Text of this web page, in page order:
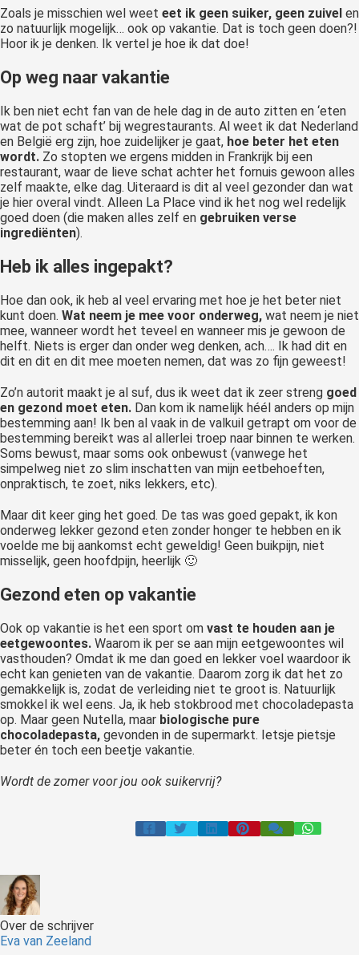
Zoals je misschien wel weet eet ik geen suiker, geen zuivel en
zo natuurlijk mogelijk… ook op vakantie. Dat is toch geen doen?!
Hoor ik je denken. Ik vertel je hoe ik dat doe!
Op weg naar vakantie
Ik ben niet echt fan van de hele dag in de auto zitten en ‘eten
wat de pot schaft’ bij wegrestaurants. Al weet ik dat Nederland
en België erg zijn, hoe zuidelijker je gaat, hoe beter het eten
wordt. Zo stopten we ergens midden in Frankrijk bij een
restaurant, waar de lieve schat achter het fornuis gewoon alles
zelf maakte, elke dag. Uiteraard is dit al veel gezonder dan wat
je hier overal vindt. Alleen La Place vind ik het nog wel redelijk
goed doen (die maken alles zelf en gebruiken verse
ingrediënten).
Heb ik alles ingepakt?
Hoe dan ook, ik heb al veel ervaring met hoe je het beter niet
kunt doen. Wat neem je mee voor onderweg, wat neem je niet
mee, wanneer wordt het teveel en wanneer mis je gewoon de
helft. Niets is erger dan onder weg denken, ach…. Ik had dit en
dit en dit en dit mee moeten nemen, dat was zo fijn geweest!
Zo’n autorit maakt je al suf, dus ik weet dat ik zeer streng goed
en gezond moet eten. Dan kom ik namelijk héél anders op mijn
bestemming aan! Ik ben al vaak in de valkuil getrapt om voor de
bestemming bereikt was al allerlei troep naar binnen te werken.
Soms bewust, maar soms ook onbewust (vanwege het
simpelweg niet zo slim inschatten van mijn eetbehoeften,
onpraktisch, te zoet, niks lekkers, etc).
Maar dit keer ging het goed. De tas was goed gepakt, ik kon
onderweg lekker gezond eten zonder honger te hebben en ik
voelde me bij aankomst echt geweldig! Geen buikpijn, niet
misselijk, geen hoofdpijn, heerlijk 🙂
Gezond eten op vakantie
Ook op vakantie is het een sport om vast te houden aan je
eetgewoontes. Waarom ik per se aan mijn eetgewoontes wil
vasthouden? Omdat ik me dan goed en lekker voel waardoor ik
echt kan genieten van de vakantie. Daarom zorg ik dat het zo
gemakkelijk is, zodat de verleiding niet te groot is. Natuurlijk
smokkel ik wel eens. Ja, ik heb stokbrood met chocoladepasta
op. Maar geen Nutella, maar biologische pure
chocoladepasta, gevonden in de supermarkt. Ietsje pietsje
beter én toch een beetje vakantie.
Wordt de zomer voor jou ook suikervrij?
Over de schrijver
Eva van Zeeland